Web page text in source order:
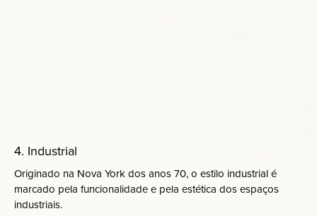
4. Industrial
Originado na Nova York dos anos 70, o estilo industrial é
marcado pela funcionalidade e pela estética dos espaços
industriais.